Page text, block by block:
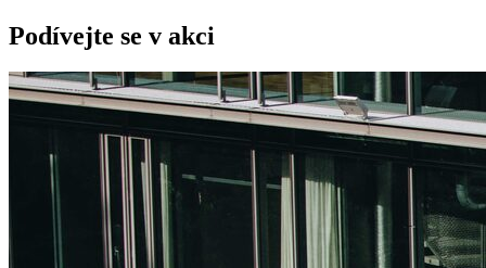
Podívejte se v akci